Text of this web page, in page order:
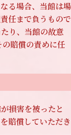
る場合、当館は場
任まで負うもので
り、当館の故意
賠償の責めに任
損害を被ったと
賠償していただき